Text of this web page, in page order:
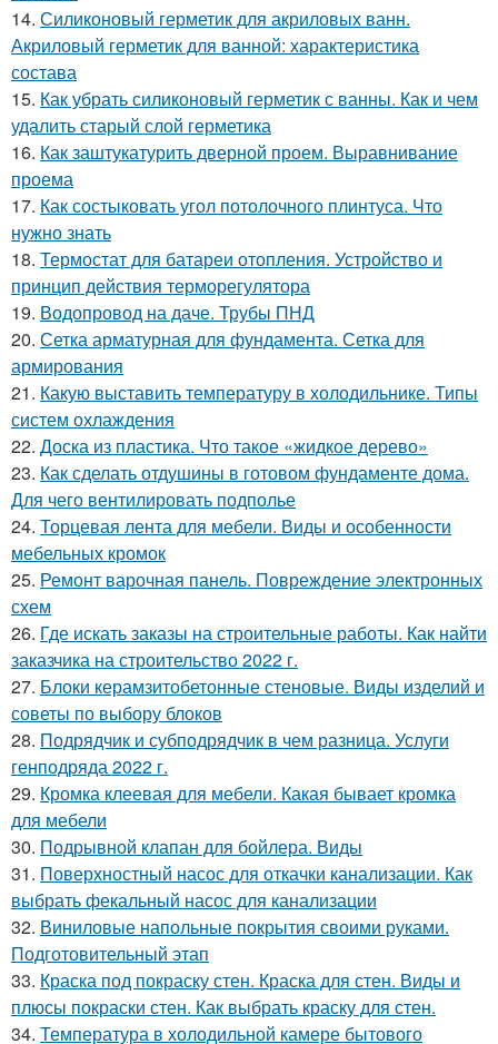
14. Силиконовый герметик для акриловых ванн.
Акриловый герметик для ванной: характеристика
состава
15. Как убрать силиконовый герметик с ванны. Как и чем
удалить старый слой герметика
16. Как заштукатурить дверной проем. Выравнивание
проема
17. Как состыковать угол потолочного плинтуса. Что
нужно знать
18. Термостат для батареи отопления. Устройство и
принцип действия терморегулятора
19. Водопровод на даче. Трубы ПНД
20. Сетка арматурная для фундамента. Сетка для
армирования
21. Какую выставить температуру в холодильнике. Типы
систем охлаждения
22. Доска из пластика. Что такое «жидкое дерево»
23. Как сделать отдушины в готовом фундаменте дома.
Для чего вентилировать подполье
24. Торцевая лента для мебели. Виды и особенности
мебельных кромок
25. Ремонт варочная панель. Повреждение электронных
схем
26. Где искать заказы на строительные работы. Как найти
заказчика на строительство 2022 г.
27. Блоки керамзитобетонные стеновые. Виды изделий и
советы по выбору блоков
28. Подрядчик и субподрядчик в чем разница. Услуги
генподряда 2022 г.
29. Кромка клеевая для мебели. Какая бывает кромка
для мебели
30. Подрывной клапан для бойлера. Виды
31. Поверхностный насос для откачки канализации. Как
выбрать фекальный насос для канализации
32. Виниловые напольные покрытия своими руками.
Подготовительный этап
33. Краска под покраску стен. Краска для стен. Виды и
плюсы покраски стен. Как выбрать краску для стен.
34. Температура в холодильной камере бытового